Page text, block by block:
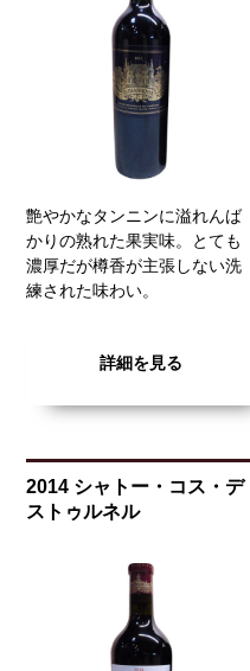
艶やかなタンニンに溢れんば
かりの熟れた果実味。とても
濃厚だが樽香が主張しない洗
練された味わい。
詳細を見る
2014 シャトー・コス・デ
ストゥルネル